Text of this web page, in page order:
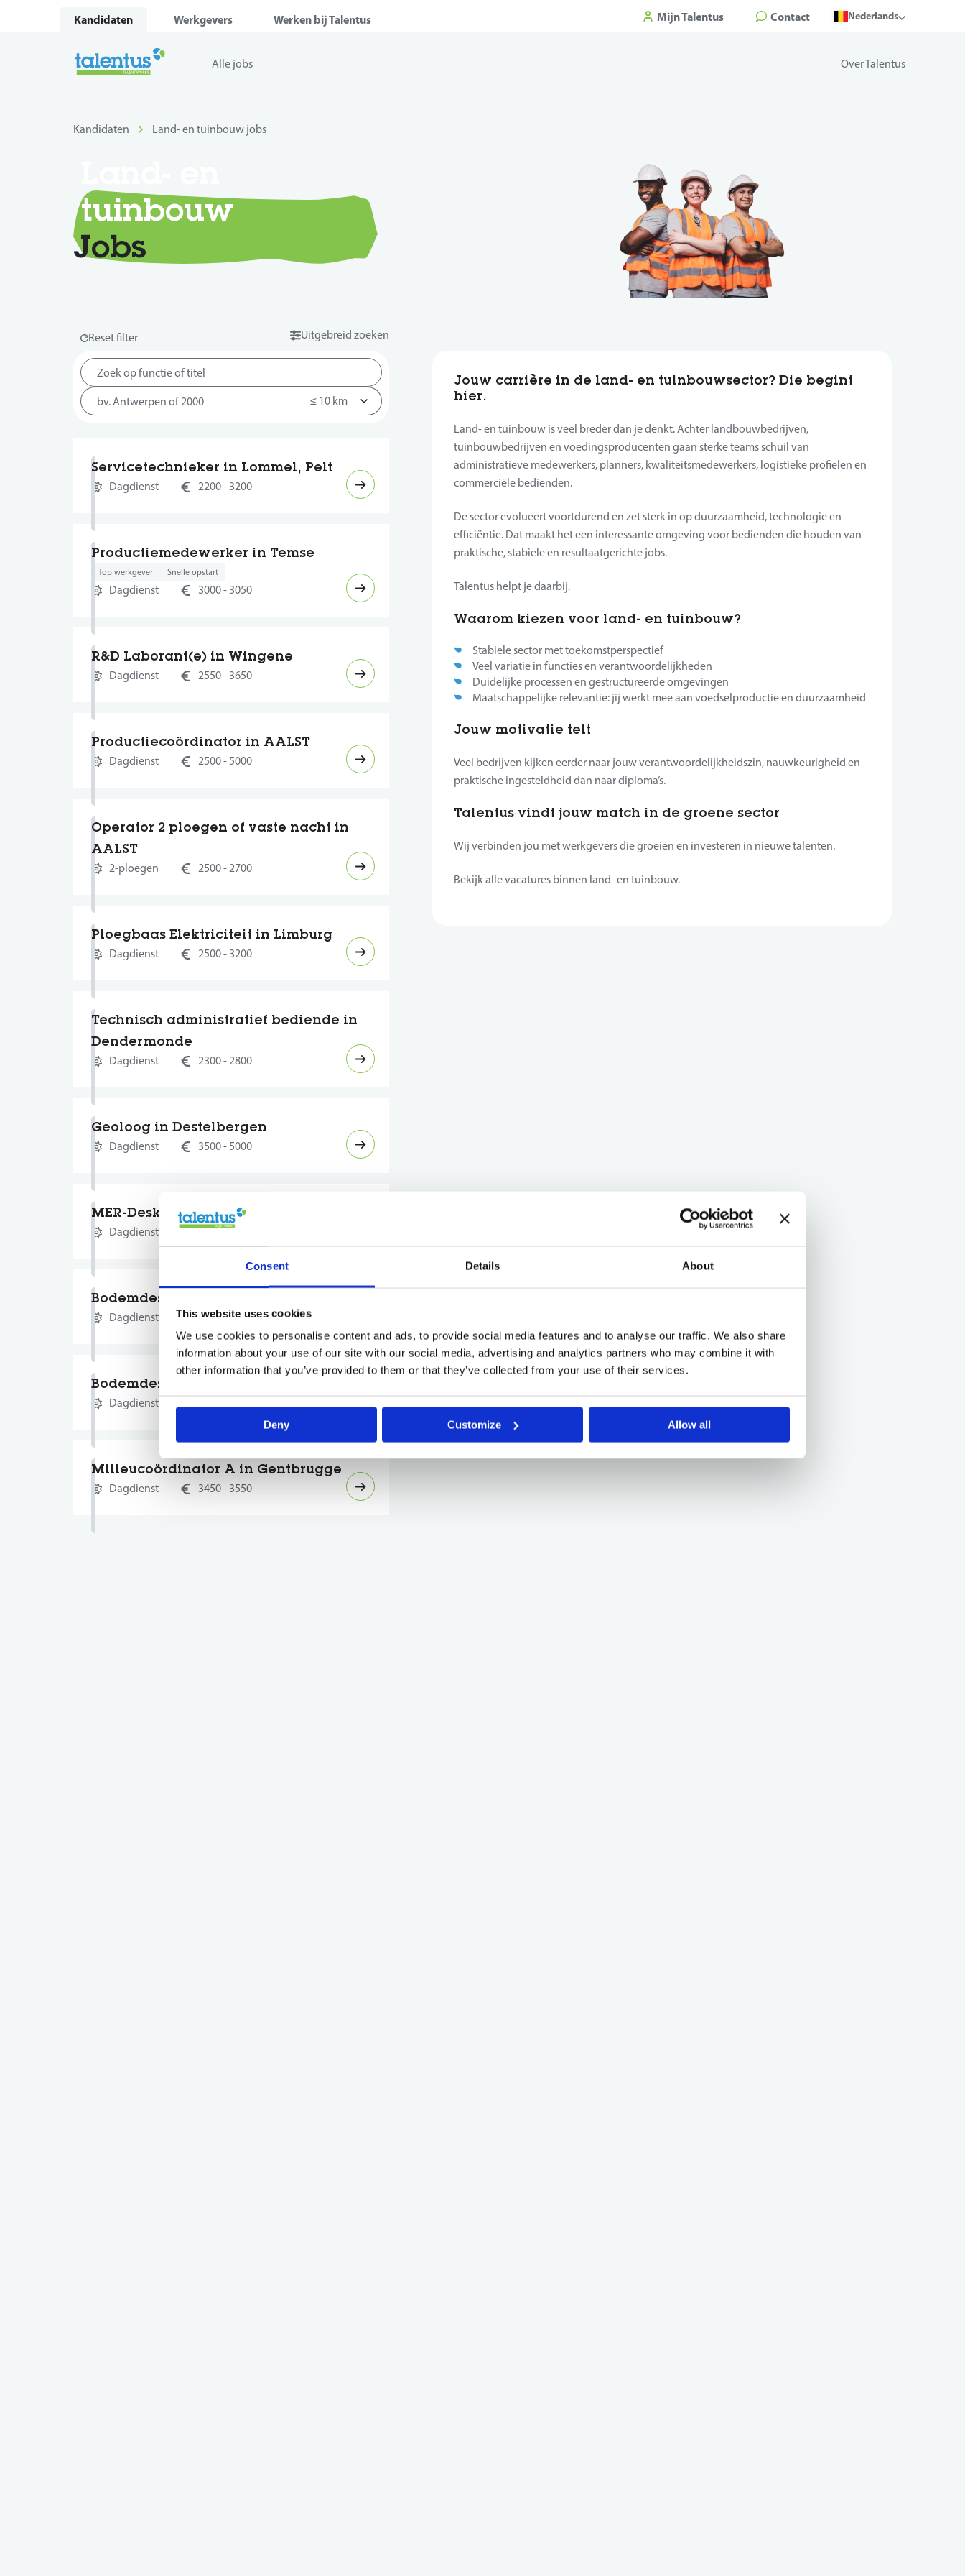
Consent Details About
This website uses cookies
We use cookies to personalise content and ads, to provide social media features and to analyse our traffic. We also share
information about your use of our site with our social media, advertising and analytics partners who may combine it with
other information that you’ve provided to them or that they’ve collected from your use of their services.
Deny Customize Allow all
Kandidaten Werkgevers Werken bij Talentus Mijn Talentus Contact Nederlands
Alle jobs Over Talentus
Kandidaten Land- en tuinbouw jobs
tuinbouw
Jobs
Uitgebreid zoeken
Servicetechnieker in Lommel, Pelt
Dagdienst 2200 - 3200
Productiemedewerker in Temse
Top werkgever Snelle opstart
Dagdienst 3000 - 3050
R&D Laborant(e) in Wingene
Dagdienst 2550 - 3650
Productiecoördinator in AALST
Dagdienst 2500 - 5000
Operator 2 ploegen of vaste nacht in
AALST
2-ploegen 2500 - 2700
Ploegbaas Elektriciteit in Limburg
Dagdienst 2500 - 3200
Technisch administratief bediende in
Dendermonde
Dagdienst 2300 - 2800
Geoloog in Destelbergen
Dagdienst 3500 - 5000
MER-Deskundige in Destelbergen
Dagdienst 3000 - 7100
Bodemdeskundige in Destelbergen
Dagdienst 3500 - 5000
Bodemdeskundige in Destelbergen
Dagdienst
Milieucoördinator A in Gentbrugge
Dagdienst 3450 - 3550
Jouw carrière in de land- en tuinbouwsector? Die begint
hier.
Land- en tuinbouw is veel breder dan je denkt. Achter landbouwbedrijven,
tuinbouwbedrijven en voedingsproducenten gaan sterke teams schuil van
administratieve medewerkers, planners, kwaliteitsmedewerkers, logistieke profielen en
commerciële bedienden.
De sector evolueert voortdurend en zet sterk in op duurzaamheid, technologie en
efficiëntie. Dat maakt het een interessante omgeving voor bedienden die houden van
praktische, stabiele en resultaatgerichte jobs.
Talentus helpt je daarbij.
Waarom kiezen voor land- en tuinbouw?
Stabiele sector met toekomstperspectief
Veel variatie in functies en verantwoordelijkheden
Duidelijke processen en gestructureerde omgevingen
Maatschappelijke relevantie: jij werkt mee aan voedselproductie en duurzaamheid
Jouw motivatie telt
Veel bedrijven kijken eerder naar jouw verantwoordelijkheidszin, nauwkeurigheid en
praktische ingesteldheid dan naar diploma’s.
Talentus vindt jouw match in de groene sector
Wij verbinden jou met werkgevers die groeien en investeren in nieuwe talenten.
Bekijk alle vacatures binnen land- en tuinbouw.